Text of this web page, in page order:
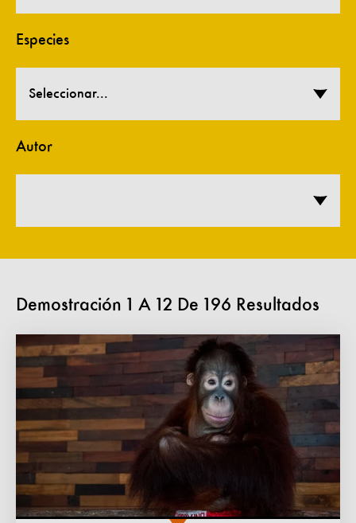
Especies
Seleccionar...
Autor
Demostración 1 A 12 De 196 Resultados